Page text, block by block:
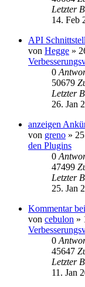
Letzter
14. Feb
API
von Hegge »
0
50679
Letzter
26. Jan
anzeigen
von greno »
den Plugins
0
47499
Letzter
25. Jan
Kommentar
von cebulon »
0
45647
Letzter
11. Jan